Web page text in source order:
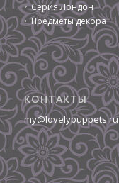
Серия Лондон
Предметы декора
КОНТАКТЫ
my@lovelypuppets.ru